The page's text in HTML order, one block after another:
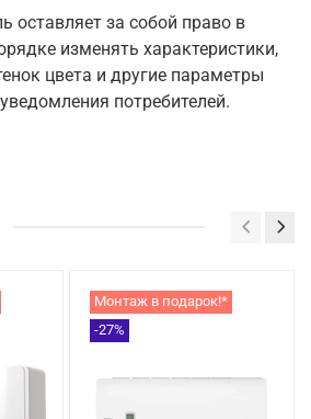
оставляет за собой право в
изменять характеристики,
цвета и другие параметры
потребителей.
Монтаж в подарок!*
-27%